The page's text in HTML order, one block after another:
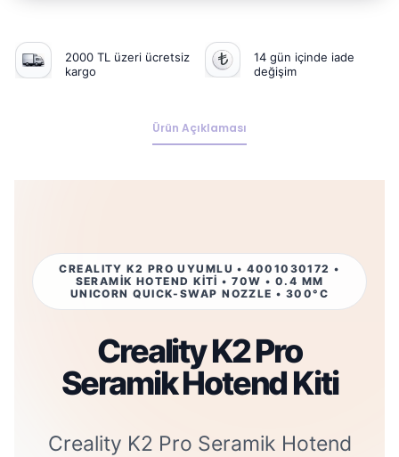
2000 TL üzeri ücretsiz
kargo
14 gün içinde iade
değişim
Ürün Açıklaması
CREALITY K2 PRO UYUMLU • 4001030172 •
SERAMİK HOTEND KİTİ • 70W • 0.4 MM
UNICORN QUICK-SWAP NOZZLE • 300°C
Creality K2 Pro
Seramik Hotend Kiti
Creality K2 Pro Seramik Hotend